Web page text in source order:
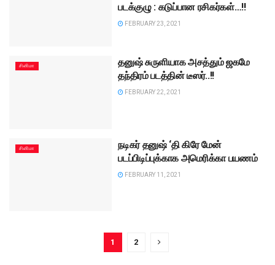
படக்குழு : கடுப்பான ரசிகர்கள்…!!
FEBRUARY 23, 2021
சினிமா
தனுஷ் சுருளியாக அசத்தும் ஜகமே
தந்திரம் படத்தின் டீஸர்..!!
FEBRUARY 22, 2021
சினிமா
நடிகர் தனுஷ் ‘தி கிரே மேன்
படப்பிடிப்புக்காக அமெரிக்கா பயணம்
FEBRUARY 11, 2021
1 2